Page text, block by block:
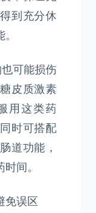
到充分休
可能损伤
皮质激素
用这类药
时可搭配
道功能，
间。
免误区